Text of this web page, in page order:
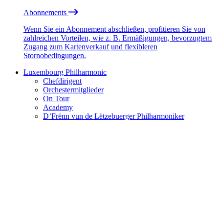
Abonnements
Wenn Sie ein Abonnement abschließen, profitieren Sie von
zahlreichen Vorteilen, wie z. B. Ermäßigungen, bevorzugtem
Zugang zum Kartenverkauf und flexibleren
Stornobedingungen.
Luxembourg Philharmonic
Chefdirigent
Orchestermitglieder
On Tour
Academy
D’Frënn vun de Lëtzebuerger Philharmoniker